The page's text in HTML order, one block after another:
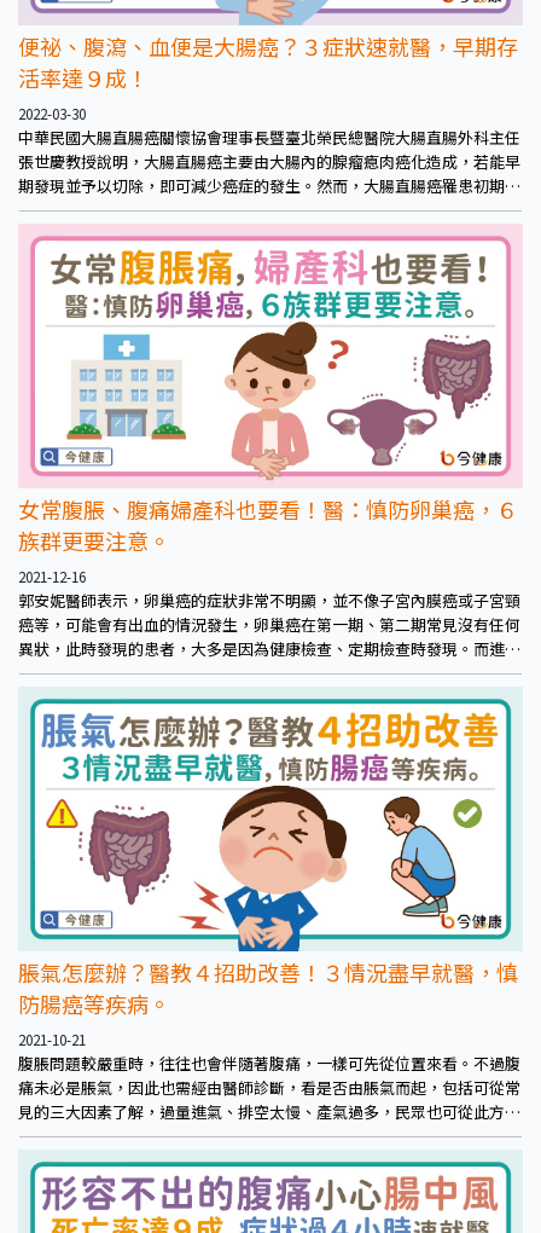
便祕、腹瀉、血便是大腸癌？３症狀速就醫，早期存
活率達９成！
2022-03-30
中華民國大腸直腸癌關懷協會理事長暨臺北榮民總醫院大腸直腸外科主任
張世慶教授說明，大腸直腸癌主要由大腸內的腺瘤瘜肉癌化造成，若能早
期發現並予以切除，即可減少癌症的發生。然而，大腸直腸癌罹患初期通
常無明顯症狀，故學會依臨床患者就醫時最常見的症狀，統整出腸癌三大
「自覺症狀」
女常腹脹、腹痛婦產科也要看！醫：慎防卵巢癌，６
族群更要注意。
2021-12-16
郭安妮醫師表示，卵巢癌的症狀非常不明顯，並不像子宮內膜癌或子宮頸
癌等，可能會有出血的情況發生，卵巢癌在第一期、第二期常見沒有任何
異狀，此時發現的患者，大多是因為健康檢查、定期檢查時發現。而進入
第三期、第四期的患者，症狀也依然不大明顯，多以腹脹、腹痛、噁心、
有壓迫感等腹部不適症狀呈現，也因為受到腫瘤壓迫，可能出現頻尿的情
況，不少患者常會是從腸胃科轉診至婦產科，而此時發現的族群約高達
75%。
脹氣怎麼辦？醫教４招助改善！３情況盡早就醫，慎
防腸癌等疾病。
2021-10-21
腹脹問題較嚴重時，往往也會伴隨著腹痛，一樣可先從位置來看。不過腹
痛未必是脹氣，因此也需經由醫師診斷，看是否由脹氣而起，包括可從常
見的三大因素了解，過量進氣、排空太慢、產氣過多，民眾也可從此方向
初步評估，避開相關風險。